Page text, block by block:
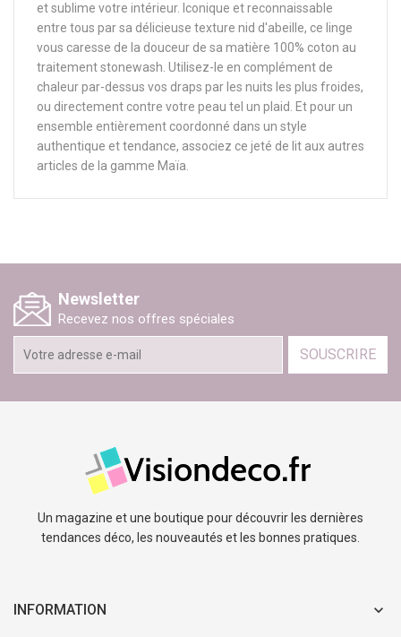
et sublime votre intérieur. Iconique et reconnaissable
entre tous par sa délicieuse texture nid d'abeille, ce linge
vous caresse de la douceur de sa matière 100% coton au
traitement stonewash. Utilisez-le en complément de
chaleur par-dessus vos draps par les nuits les plus froides,
ou directement contre votre peau tel un plaid. Et pour un
ensemble entièrement coordonné dans un style
authentique et tendance, associez ce jeté de lit aux autres
articles de la gamme Maïa.
Newsletter
Recevez nos offres spéciales
SOUSCRIRE
Un magazine et une boutique pour découvrir les dernières
tendances déco, les nouveautés et les bonnes pratiques.
INFORMATION